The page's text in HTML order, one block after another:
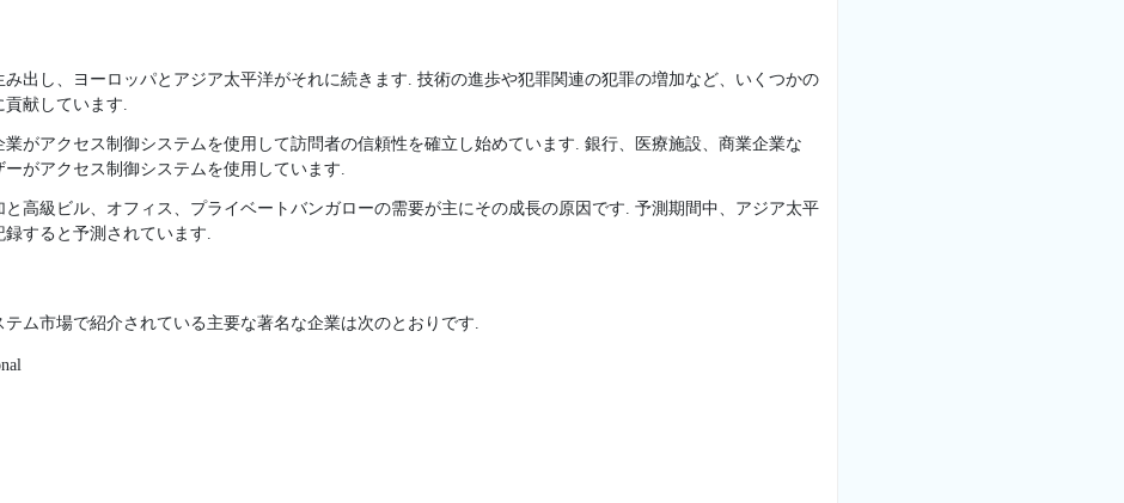
出し、ヨーロッパとアジア太平洋がそれに続きます. 技術の進歩や犯罪関連の犯罪の増加など、いくつかの
献しています.
業がアクセス制御システムを使用して訪問者の信頼性を確立し始めています. 銀行、医療施設、商業企業な
がアクセス制御システムを使用しています.
高級ビル、オフィス、プライベートバンガローの需要が主にその成長の原因です. 予測期間中、アジア太平
すると予測されています.
ム市場で紹介されている主要な著名な企業は次のとおりです.